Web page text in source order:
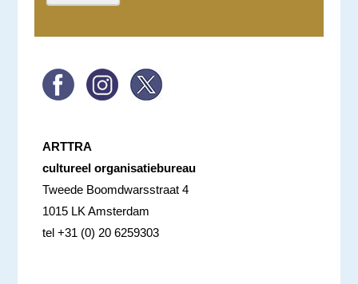
ARTTRA
cultureel organisatiebureau
Tweede Boomdwarsstraat 4
1015 LK Amsterdam
tel +31 (0) 20 6259303